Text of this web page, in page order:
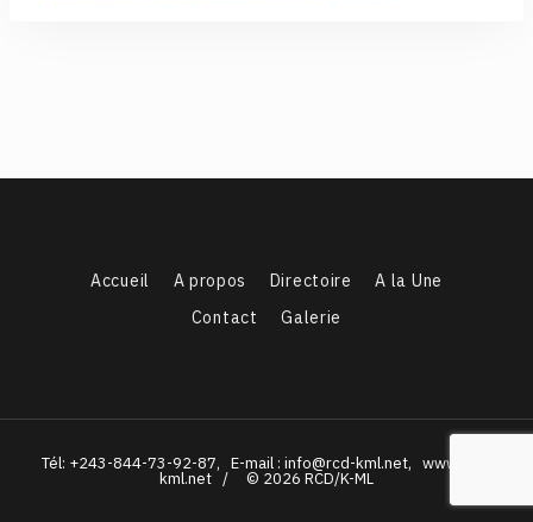
Accueil A propos Directoire
A la Une
Contact
Galerie
Tél: +243-844-73-92-87, E-mail : info@rcd-kml.net, www.rcd-
kml.net / © 2026 RCD/K-ML